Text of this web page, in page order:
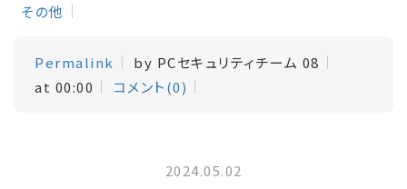
その他
Permalink
by PCセキュリティチーム 08
at 00:00
コメント(0)
2024.05.02